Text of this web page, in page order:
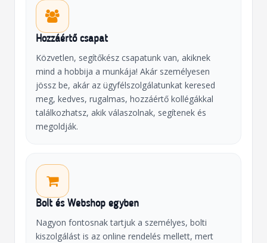
Hozzáértő csapat
Közvetlen, segítőkész csapatunk van, akiknek
mind a hobbija a munkája! Akár személyesen
jössz be, akár az ügyfélszolgálatunkat keresed
meg, kedves, rugalmas, hozzáértő kollégákkal
találkozhatsz, akik válaszolnak, segítenek és
megoldják.
Bolt és Webshop egyben
Nagyon fontosnak tartjuk a személyes, bolti
kiszolgálást is az online rendelés mellett, mert